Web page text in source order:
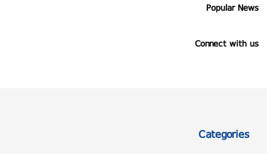
Popular News
Connect with us
Categories